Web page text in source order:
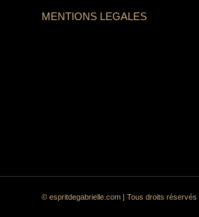
MENTIONS LEGALES
© espritdegabrielle.com | Tous droits réservés